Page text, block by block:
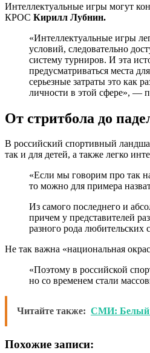
Интеллектуальные игры могут
КРОС Кирилл Лубнин.
«Интеллектуальные игры
условий, следовательно
систему турниров. И эта
предусматриваться места
серьезные затраты это как
личности в этой сфере», —
От стритбола до
В российский спортивный
так и для детей, а также легко
«Если мы говорим про так
то можно для примера
Из самого последнего и
причем у представителей
разного рода
Не так важна «национальная
«Поэтому в российской
но со временем стали
Читайте также: СМИ: Белый
Похожие записи: